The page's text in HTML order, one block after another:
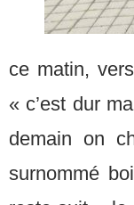
ce matin,
« c’est dur
demain on
surnommé